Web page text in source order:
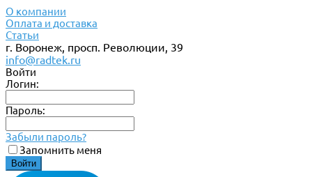
О компании
Оплата и доставка
Статьи
г. Воронеж, просп. Революции, 39
info@radtek.ru
Войти
Логин:
Пароль:
Забыли пароль?
Запомнить меня